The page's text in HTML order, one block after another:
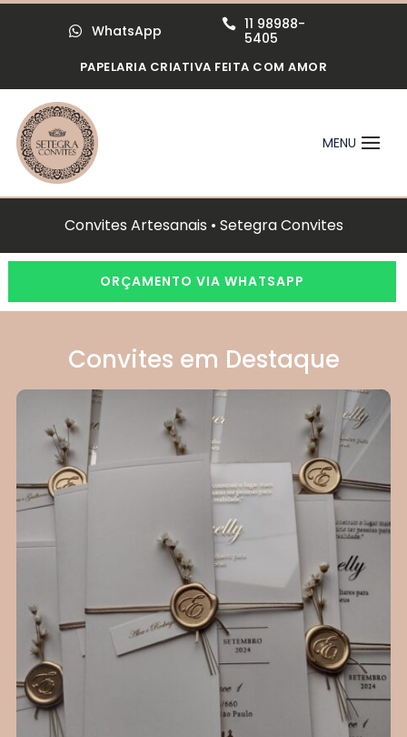
 WhatsApp 
11 98988-
5405
PAPELARIA CRIATIVA FEITA COM AMOR
Convites Artesanais • Setegra Convites
ORÇAMENTO VIA WHATSAPP
Convites em Destaque